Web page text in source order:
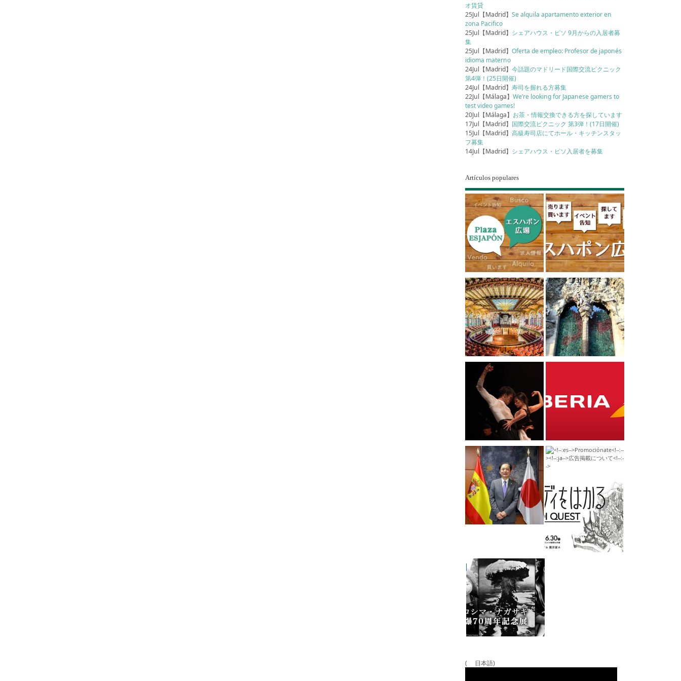
オ賃貸
25Jul【Madrid】Se alquila apartamento exterior en
zona Pacifico
25Jul【Madrid】 シェアハウス・ピソ 9月からの入居者募
集
25Jul【Madrid】Oferta de empleo: Profesor de japonés
idioma materno
24Jul【Madrid】今話題のマドリード国際交流ピクニック
第4弾！(25日開催)
24Jul【Madrid】寿司を握れる方募集
22Jul【Málaga】We’re looking for Japanese gamers to
test video games!
20Jul【Málaga】 お茶・情報交換できる方を探しています
17Jul【Madrid】 国際交流ピクニック 第3弾！(17日開催)
15Jul【Madrid】高級寿司店にてホール・キッチンスタッ
フ募集
14Jul【Madrid】 シェアハウス・ピソ入居者を募集
Artículos populares
( 日本語)